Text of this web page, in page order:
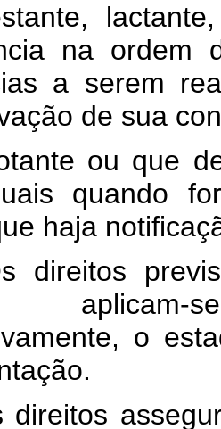
na ordem
a serem
de sua
ou que
quando
haja
direitos
o
direitos